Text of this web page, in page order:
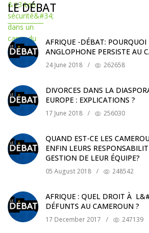
LE DÉBAT
AFRIQUE -DÉBAT: POURQUOI
ANGLOPHONE PERSISTE AU
24 June 2018 / 262658
DIVORCES DANS LA
EUROPE : EXPLICATIONS ?
17 June 2018 / 256030
QUAND EST-CE LES
ENFIN LEURS
GESTION DE LEUR ÉQUIPE?
05 August 2018 / 248542
AFRIQUE : QUEL DROIT À
DÉFUNTS AU CAMEROUN ?
17 December 2017 / 247139